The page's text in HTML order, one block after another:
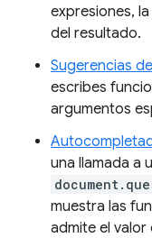
expresiones,
del resultado.
Sugerencias
escribes
argumentos
una llamada a
muestra las
admite el